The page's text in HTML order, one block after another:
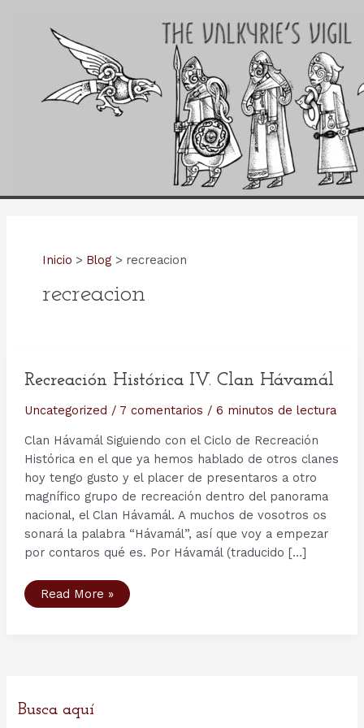
Inicio Blog recreacion
recreacion
Recreación Histórica IV. Clan Hávamál
Uncategorized / 7 comentarios / 6 minutos de lectura
Clan Hávamál Siguiendo con el Ciclo de Recreación
Histórica en el que ya hemos hablado de otros clanes
hoy tengo gusto y el placer de presentaros a otro
magnífico grupo de recreación dentro del panorama
nacional, el Clan Hávamál. A muchos de vosotros os
sonará la palabra “Hávamál”, así que voy a empezar
por contaros qué es. Por Hávamál (traducido […]
Recreación
Histórica
Read More »
Busca aquí